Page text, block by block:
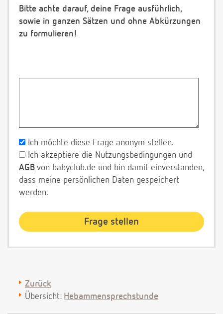
Bitte achte darauf, deine Frage ausführlich,
sowie in ganzen Sätzen und ohne Abkürzungen
zu formulieren!
Ich möchte diese Frage anonym stellen.
Ich akzeptiere die Nutzungsbedingungen und
AGB von babyclub.de und bin damit einverstanden,
dass meine persönlichen Daten gespeichert
werden.
Zurück
Übersicht: Hebammensprechstunde